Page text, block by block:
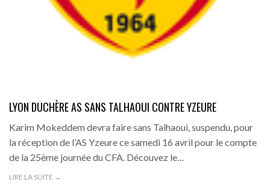
LYON DUCHÈRE AS SANS TALHAOUI CONTRE YZEURE
Karim Mokeddem devra faire sans Talhaoui, suspendu, pour
la réception de l’AS Yzeure ce samedi 16 avril pour le compte
de la 25ème journée du CFA. Découvez le…
LIRE LA SUITE →